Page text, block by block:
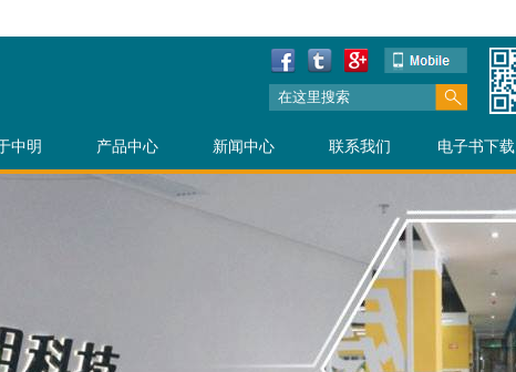
中明 产品中心 新闻中心 联系我们 电子书下载